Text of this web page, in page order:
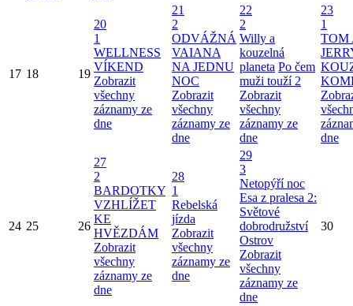
17 18 19
20
1
WELLNESS
VÍKEND
Zobrazit
všechny
záznamy ze
dne
21
2
ODVÁŽNÁ
VAIANA
NA JEDNU
NOC
Zobrazit
všechny
záznamy ze
dne
22
2
Willy a
kouzelná
planeta Po čem
muži touží 2
Zobrazit
všechny
záznamy ze
dne
23
1
TOM
dne
24 25 26
27
2
BARDOTKY
VZHLÍŽET
KE
HVĚZDÁM
Zobrazit
všechny
záznamy ze
dne
28
1
Rebelská
jízda
Zobrazit
všechny
záznamy ze
dne
29
3
Netopýří noc
Esa z pralesa 2:
Světové
dobrodružství
Ostrov
Zobrazit
všechny
záznamy ze
dne
30